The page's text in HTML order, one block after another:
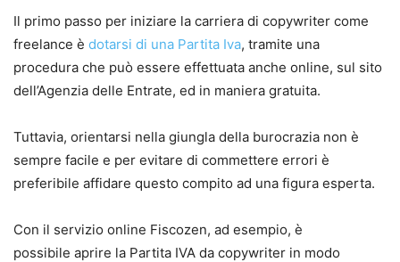
Il primo passo per iniziare la carriera di copywriter come
freelance è dotarsi di una Partita Iva, tramite una
procedura che può essere effettuata anche online, sul sito
dell’Agenzia delle Entrate, ed in maniera gratuita.
Tuttavia, orientarsi nella giungla della burocrazia non è
sempre facile e per evitare di commettere errori è
preferibile affidare questo compito ad una figura esperta.
Con il servizio online Fiscozen, ad esempio, è
possibile aprire la Partita IVA da copywriter in modo